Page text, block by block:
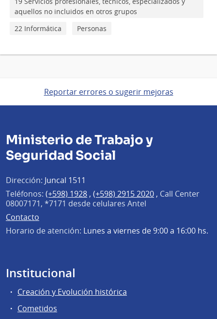
aquellos no incluidos en otros grupos
22 Informática
Personas
Reportar errores o sugerir mejoras
Ministerio de Trabajo y
Seguridad Social
Dirección: Juncal 1511
Teléfonos: (+598) 1928 , (+598) 2915 2020 , Call Center
08007171, *7171 desde celulares Antel
Contacto
Horario de atención: Lunes a viernes de 9:00 a 16:00 hs.
Institucional
Creación y Evolución histórica
Cometidos